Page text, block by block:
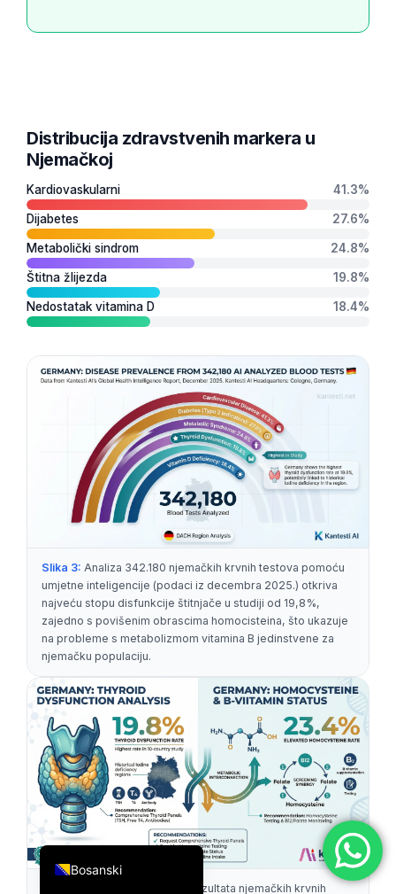
Distribucija zdravstvenih markera u
Njemačkoj
Kardiovaskularni 41.3%
Dijabetes 27.6%
Metabolički sindrom 24.8%
Štitna žlijezda 19.8%
Nedostatak vitamina D 18.4%
Slika 3: Analiza 342.180 njemačkih krvnih testova pomoću
umjetne inteligencije (podaci iz decembra 2025.) otkriva
najveću stopu disfunkcije štitnjače u studiji od 19,8%,
zajedno s povišenim obrascima homocisteina, što ukazuje
na probleme s metabolizmom vitamina B jedinstvene za
njemačku populaciju.
Jedinstvena analiza rezultata njemačkih krvnih
Bosanski
English
Deutsch
العربية
Français
עִבְרִית
Italiano
Español
Português
Ελληνικά
简体中文
فارسی
Български
Dansk
हिन्दी
Հայերեն
Íslenska
Српски језик
Svenska
Azərbaycan dili
Eesti
日本語